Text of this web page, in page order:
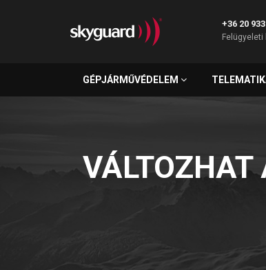
+36 20
Felügyeleti
GÉPJÁRMŰVÉDELEM
VÁLTOZHAT